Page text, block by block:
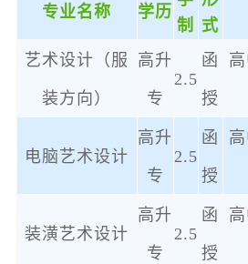
专业名称 学历
制 式
艺术设计（服
装方向）
高升
专
2.5
函
授
电脑艺术设计
高升
专
2.5
函
授
装潢艺术设计
高升
专
2.5
函
授